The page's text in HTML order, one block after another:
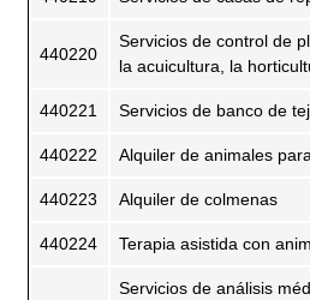
440220
Servicios de control de
la acuicultura, la
440221 Servicios de banco de
440222 Alquiler de animales
440223 Alquiler de colmenas
440224 Terapia asistida con
Servicios de análisis